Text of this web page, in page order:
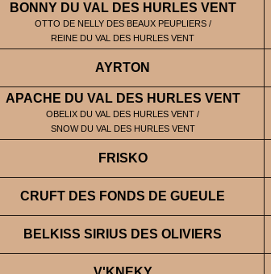
BONNY DU VAL DES HURLES VENT
OTTO DE NELLY DES BEAUX PEUPLIERS /
REINE DU VAL DES HURLES VENT
AYRTON
APACHE DU VAL DES HURLES VENT
OBELIX DU VAL DES HURLES VENT /
SNOW DU VAL DES HURLES VENT
FRISKO
CRUFT DES FONDS DE GUEULE
BELKISS SIRIUS DES OLIVIERS